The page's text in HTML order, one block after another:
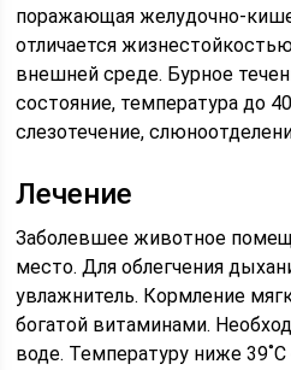
поражающая желудочно-
отличается
внешней среде. Бурное
состояние, температура до
слезотечение,
Лечение
Заболевшее животное
место. Для облегчения
увлажнитель. Кормление
богатой витаминами.
воде. Температуру ниже